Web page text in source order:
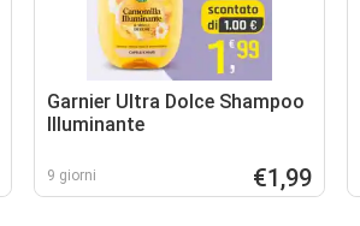
Garnier Ultra Dolce Shampoo
Illuminante
9 giorni €1,99